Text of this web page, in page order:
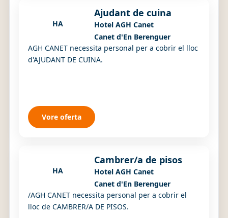
HA
Ajudant de cuina
Hotel AGH Canet
Canet d'En Berenguer
AGH CANET necessita personal per a cobrir el lloc
d'AJUDANT DE CUINA.
Vore oferta
HA
Cambrer/a de pisos
Hotel AGH Canet
Canet d'En Berenguer
/AGH CANET necessita personal per a cobrir el
lloc de CAMBRER/A DE PISOS.